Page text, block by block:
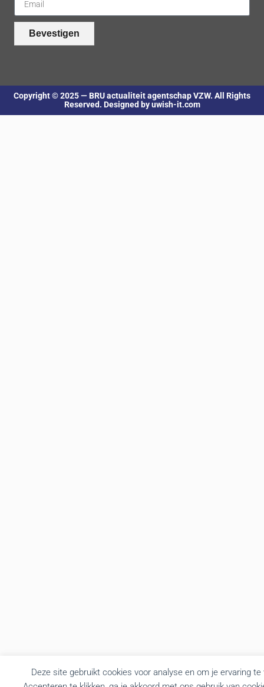
Deze site gebruikt cookies voor analyse en om je ervaring
Bevestigen
Copyright © 2025 — BRU actualiteit agentschap VZW. All Rights
Reserved. Designed by uwish-it.com